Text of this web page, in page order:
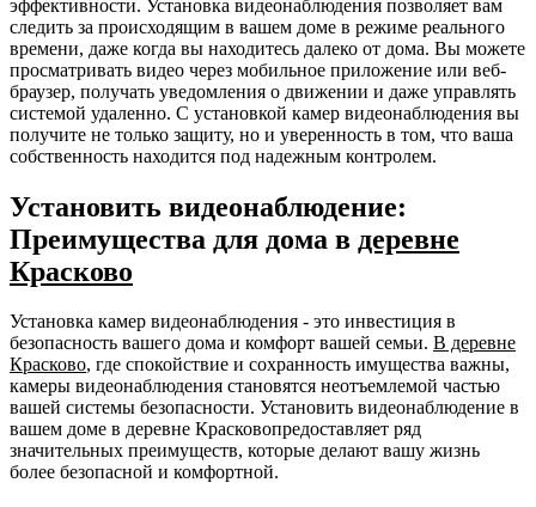
эффективности. Установка видеонаблюдения позволяет вам
следить за происходящим в вашем доме в режиме реального
времени, даже когда вы находитесь далеко от дома. Вы можете
просматривать видео через мобильное приложение или веб-
браузер, получать уведомления о движении и даже управлять
системой удаленно. С установкой камер видеонаблюдения вы
получите не только защиту, но и уверенность в том, что ваша
собственность находится под надежным контролем.
Установить видеонаблюдение:
Преимущества для дома в деревне
Красково
Установка камер видеонаблюдения - это инвестиция в
безопасность вашего дома и комфорт вашей семьи. В деревне
Красково, где спокойствие и сохранность имущества важны,
камеры видеонаблюдения становятся неотъемлемой частью
вашей системы безопасности. Установить видеонаблюдение в
вашем доме в деревне Красковопредоставляет ряд
значительных преимуществ, которые делают вашу жизнь
более безопасной и комфортной.